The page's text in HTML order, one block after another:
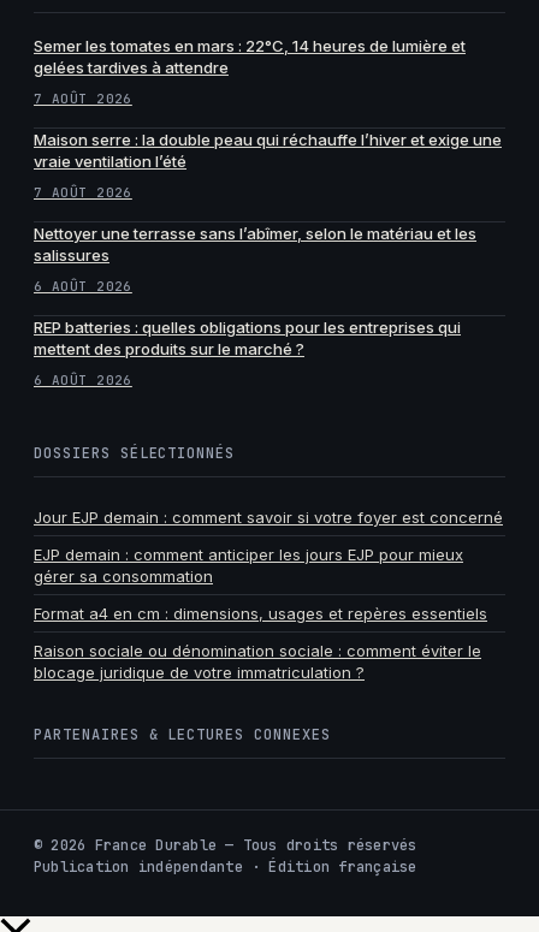
Semer les tomates en mars : 22°C, 14 heures de lumière et
gelées tardives à attendre
7 AOÛT 2026
Maison serre : la double peau qui réchauffe l’hiver et exige une
vraie ventilation l’été
7 AOÛT 2026
Nettoyer une terrasse sans l’abîmer, selon le matériau et les
salissures
6 AOÛT 2026
REP batteries : quelles obligations pour les entreprises qui
mettent des produits sur le marché ?
6 AOÛT 2026
DOSSIERS SÉLECTIONNÉS
Jour EJP demain : comment savoir si votre foyer est concerné
EJP demain : comment anticiper les jours EJP pour mieux
gérer sa consommation
Format a4 en cm : dimensions, usages et repères essentiels
Raison sociale ou dénomination sociale : comment éviter le
blocage juridique de votre immatriculation ?
PARTENAIRES & LECTURES CONNEXES
©2026 France Durable — Tous droits réservés
Publication indépendante · Édition française